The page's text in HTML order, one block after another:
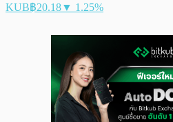
KUB฿20.18▼ 1.25%